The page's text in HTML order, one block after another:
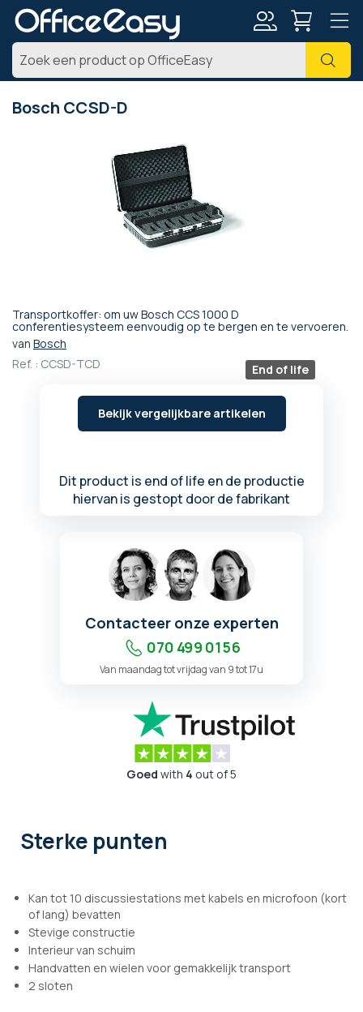
Zoek
Bosch CCSD-D
Transportkoffer: om uw Bosch CCS 1000 D
conferentiesysteem eenvoudig op te bergen en te vervoeren.
van Bosch
Ref. : CCSD-TCD End of life
Bekijk vergelijkbare artikelen
Dit product is end of life en de productie
hiervan is gestopt door de fabrikant
Ga
naar
begin
Contacteer onze experten
070 499 01 56
Van maandag tot vrijdag van 9 tot 17u
Goed with 4 out of 5
Sterke punten
Kan tot 10 discussiestations met kabels en microfoon (kort
of lang) bevatten
Stevige constructie
Interieur van schuim
Handvatten en wielen voor gemakkelijk transport
2 sloten